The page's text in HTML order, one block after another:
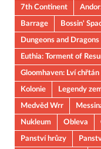
7th Continent
Barrage
Bossin'
Dungeons and Dragons
Euthia: Torment of
Gloomhaven: Lví chřtán
Kolonie
Legendy
Medvěd Wrr
Nukleum
Obleva
Panství hrůzy